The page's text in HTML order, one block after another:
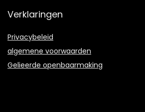
Verklaringen
Privacybeleid
algemene voorwaarden
Gelieerde openbaarmaking